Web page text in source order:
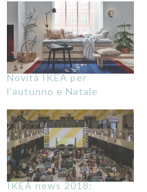
Novità IKEA per
l’autunno e Natale
IKEA news 2018: